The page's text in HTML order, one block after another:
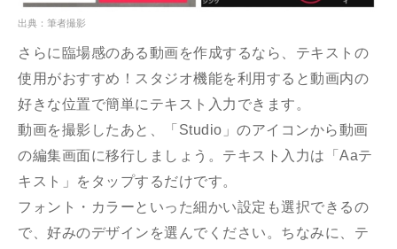
出典：筆者撮影
さらに臨場感のある動画を作成するなら、テキストの
使用がおすすめ！スタジオ機能を利用すると動画内の
好きな位置で簡単にテキスト入力できます。
動画を撮影したあと、「Studio」のアイコンから動画
の編集画面に移行しましょう。テキスト入力は「Aaテ
キスト」をタップするだけです。
フォント・カラーといった細かい設定も選択できるの
で、好みのデザインを選んでください。ちなみに、テ